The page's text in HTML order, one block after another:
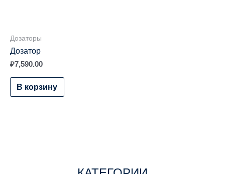
Дозаторы
Дозатор
₽7,590.00
В корзину